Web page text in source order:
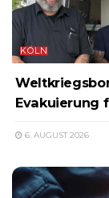
KÖLN
Evakuierung
6. AUGUST 2026